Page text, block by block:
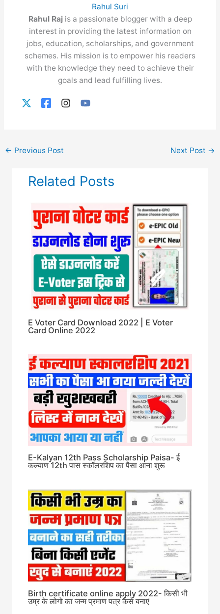
Rahul Suri
Rahul Raj is a passionate blogger with a deep
interest in providing the latest information on
jobs, education, scholarships, and government
schemes. His mission is to empower his readers
with the knowledge they need to achieve their
goals and lead fulfilling lives.
← Previous Post Next Post →
Related Posts
E Voter Card Download 2022 | E Voter
Card Online 2022
E-Kalyan 12th Pass Scholarship Paisa- ई
कल्याण 12th पास स्कॉलरशिप का पैसा आना शुरू
Birth certificate online apply 2022- किसी भी
उम्र के लोगो का जन्म प्रमाण पत्र कैसे बनाएं